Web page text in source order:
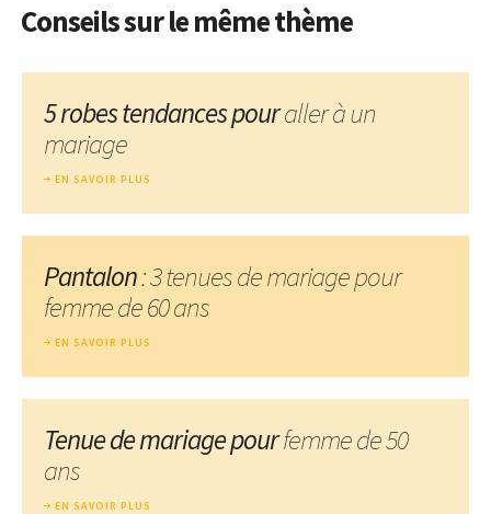
Conseils sur le même thème
5 robes tendances pouraller à un
mariage
EN SAVOIR PLUS
Pantalon: 3 tenues de mariage pour
femme de 60 ans
EN SAVOIR PLUS
Tenue de mariage pourfemme de 50
ans
EN SAVOIR PLUS